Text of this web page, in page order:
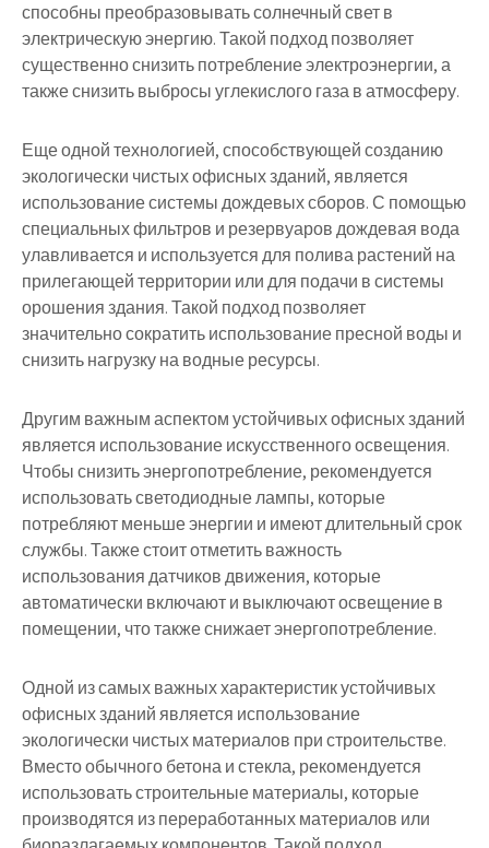
способны преобразовывать солнечный свет в
электрическую энергию. Такой подход позволяет
существенно снизить потребление электроэнергии, а
также снизить выбросы углекислого газа в атмосферу.
Еще одной технологией, способствующей созданию
экологически чистых офисных зданий, является
использование системы дождевых сборов. С помощью
специальных фильтров и резервуаров дождевая вода
улавливается и используется для полива растений на
прилегающей территории или для подачи в системы
орошения здания. Такой подход позволяет
значительно сократить использование пресной воды и
снизить нагрузку на водные ресурсы.
Другим важным аспектом устойчивых офисных зданий
является использование искусственного освещения.
Чтобы снизить энергопотребление, рекомендуется
использовать светодиодные лампы, которые
потребляют меньше энергии и имеют длительный срок
службы. Также стоит отметить важность
использования датчиков движения, которые
автоматически включают и выключают освещение в
помещении, что также снижает энергопотребление.
Одной из самых важных характеристик устойчивых
офисных зданий является использование
экологически чистых материалов при строительстве.
Вместо обычного бетона и стекла, рекомендуется
использовать строительные материалы, которые
производятся из переработанных материалов или